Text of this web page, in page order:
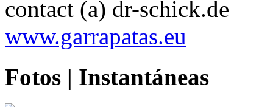
contact (a) dr-schick.de
www.garrapatas.eu
Fotos | Instantáneas